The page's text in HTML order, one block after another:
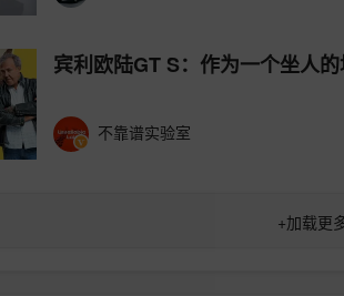
宾利欧陆GT S：作为一个坐人
不靠谱实验室
+加载更